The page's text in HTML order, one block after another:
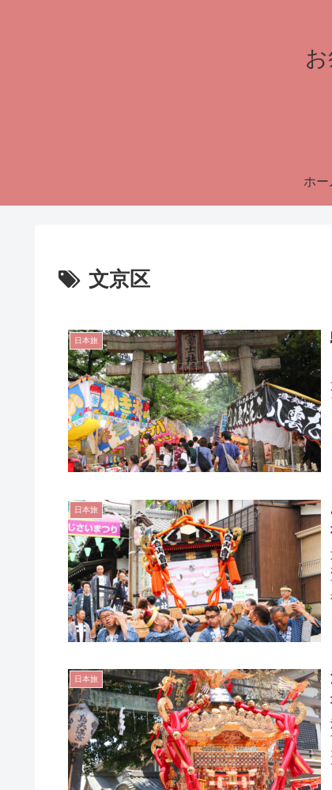
ホー
文京区
日本旅
日本旅
日本旅